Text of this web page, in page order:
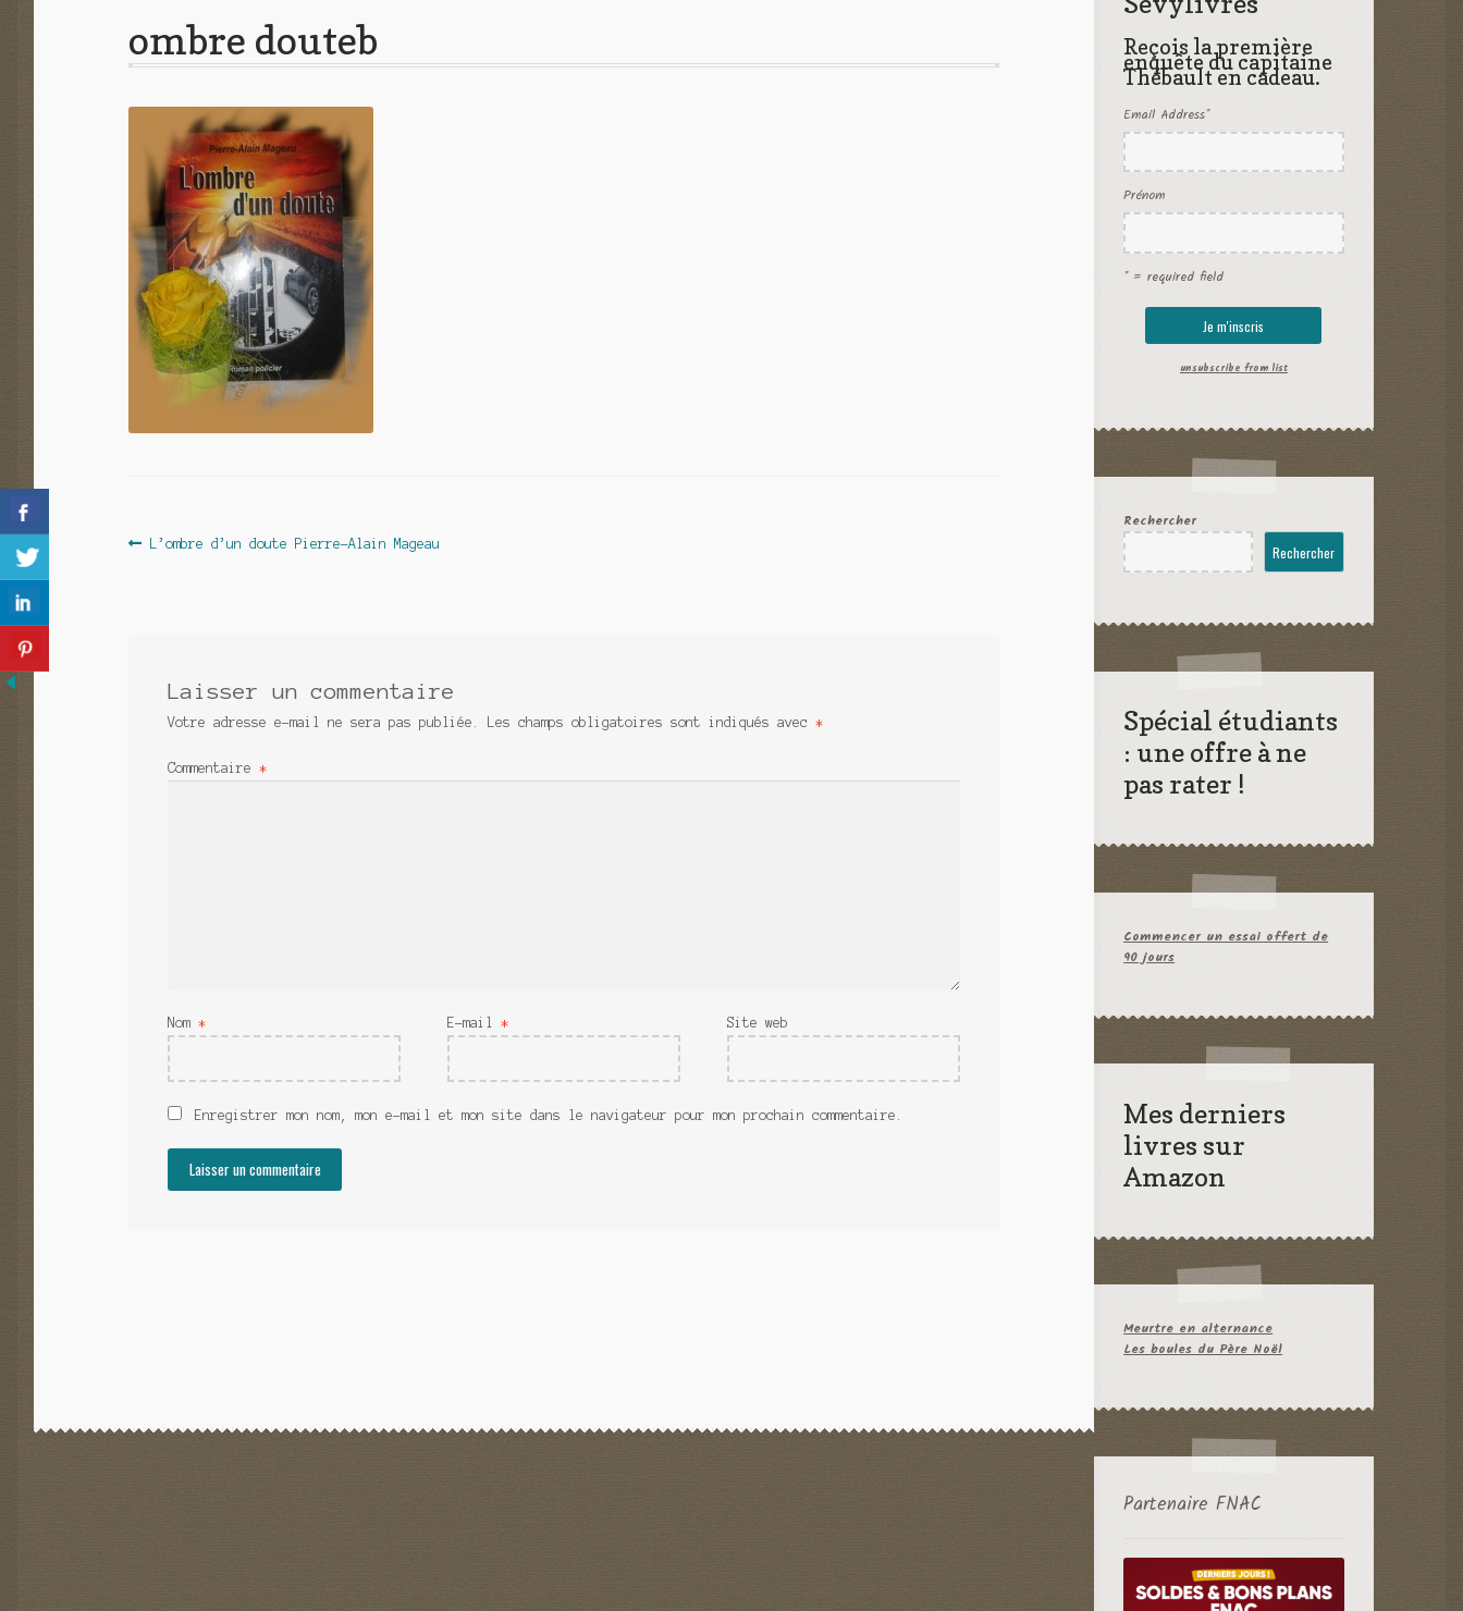
ombre douteb
Navigation
Article
L’ombre d’un doute Pierre-Alain Mageau
Laisser un commentaire
Votre adresse e-mail ne sera pas publiée. Les champs obligatoires sont indiqués avec*
Commentaire*
Nom* E-mail* Site web
Enregistrer mon nom, mon e-mail et mon site dans le navigateur pour mon prochain commentaire.
Reçois la première
enquête du capitaine
Thébault en cadeau.
Email Address*
Prénom
* = required field
unsubscribe from list
Rechercher
Rechercher
Spécial étudiants
: une offre à ne
pas rater !
Commencer un essai offert de
90 jours
Mes derniers
livres sur
Amazon
Meurtre en alternance
Les boules du Père Noël
Partenaire FNAC